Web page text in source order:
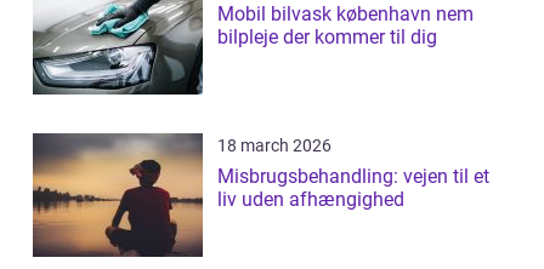
Mobil bilvask københavn nem
bilpleje der kommer til dig
18 march 2026
Misbrugsbehandling: vejen til et
liv uden afhængighed